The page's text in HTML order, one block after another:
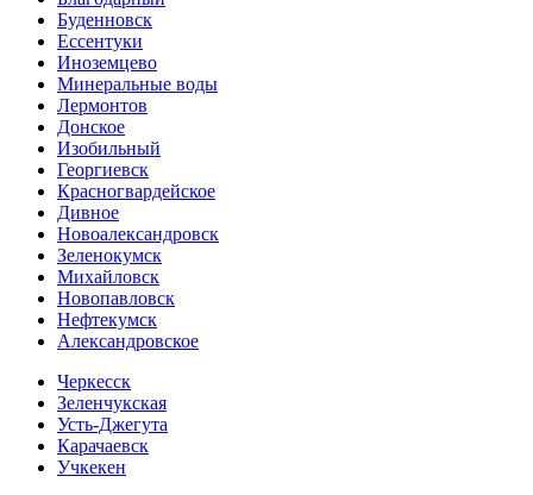
Буденновск
Ессентуки
Иноземцево
Минеральные воды
Лермонтов
Донское
Изобильный
Георгиевск
Красногвардейское
Дивное
Новоалександровск
Зеленокумск
Михайловск
Новопавловск
Нефтекумск
Александровское
Черкесск
Зеленчукская
Усть-Джегута
Карачаевск
Учкекен